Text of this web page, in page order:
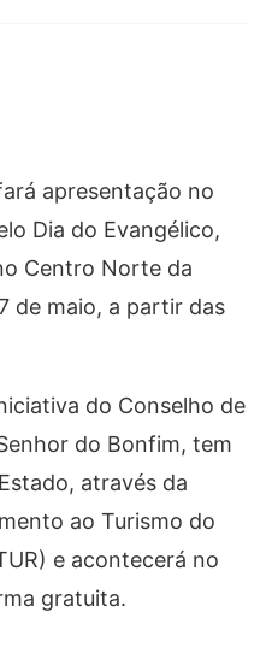
apresentação no
Dia do Evangélico,
Centro Norte da
de maio, a partir das
do Conselho de
do Bonfim, tem
através da
ao Turismo do
e acontecerá no
gratuita.